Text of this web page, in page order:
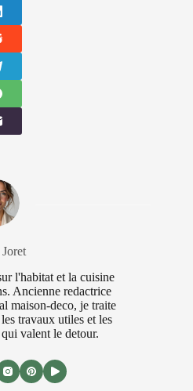
l'habitat et la cuisine
Ancienne redactrice
maison-deco, je traite
travaux utiles et les
valent le detour.